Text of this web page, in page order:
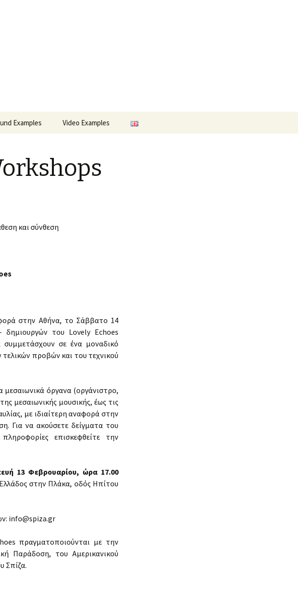
Examples Video Examples
και σύνθεση
στην Αθήνα, το Σάββατο 14
του Lovely Echoes
συμμετάσχουν σε ένα μοναδικό
προβών και του τεχνικού
όργανα (οργάνιστρο,
μεσαιωνικής μουσικής, έως τις
με ιδιαίτερη αναφορά στην
Για να ακούσετε δείγματα του
επισκεφθείτε την
13 Φεβρουαρίου, ώρα 17.00
στην Πλάκα, οδός Ηπίτου
info@spiza.gr
πραγματοποιούνται με την
Παράδοση, του Αμερικανικού
Σπίζα.